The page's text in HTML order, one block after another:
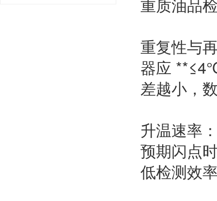
重复性与
器应
差越小，
升温速率
预期闪点
低检测效